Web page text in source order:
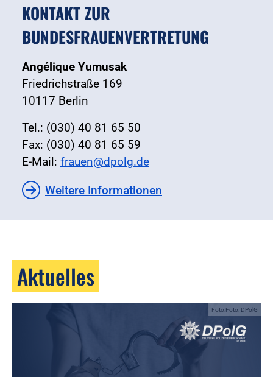
KONTAKT ZUR
BUNDESFRAUENVERTRETUNG
Angélique Yumusak
Friedrichstraße 169
10117 Berlin
Tel.: (030) 40 81 65 50
Fax: (030) 40 81 65 59
E-Mail: frauen@dpolg.de
Weitere Informationen
Aktuelles
Foto:Foto: DPolG